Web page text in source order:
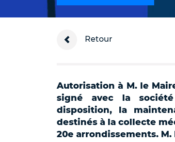
Retour
Autorisation à M. le
signé avec la
disposition, la
destinés à la collecte
20e arrondissements. M.